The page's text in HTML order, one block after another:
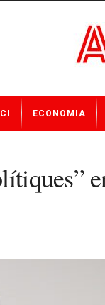
ECONOMIA